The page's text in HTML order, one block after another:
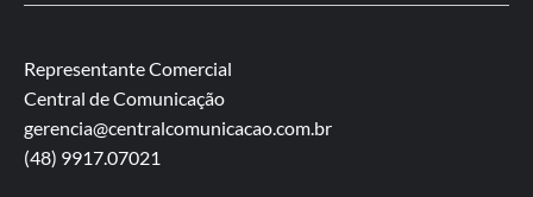
Representante Comercial
Central de Comunicação
gerencia@centralcomunicacao.com.br
(48) 9917.07021